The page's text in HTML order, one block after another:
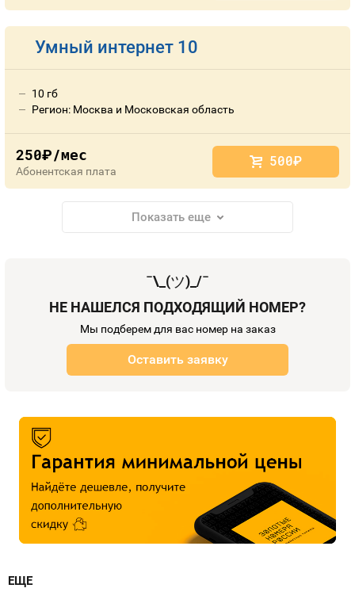
Умный интернет 10
10 гб
Регион: Москва и Московская область
250руб./мес
Абонентская плата
500руб.
Показать еще
¯\_(ツ)_/¯
НЕ НАШЕЛСЯ ПОДХОДЯЩИЙ НОМЕР?
Мы подберем для вас номер на заказ
Оставить заявку
ЕЩЕ